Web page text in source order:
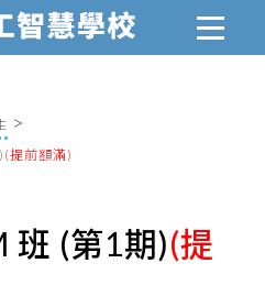
(提前額滿)
班 (第1期)(提